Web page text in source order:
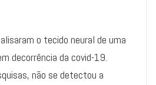
o tecido neural de uma
decorrência da covid-19.
não se detectou a